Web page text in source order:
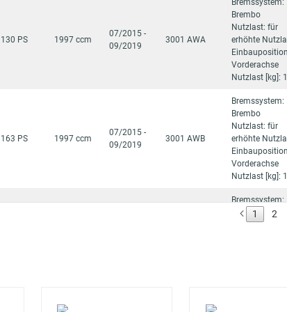
130 PS 1997 ccm
07/2015 -
09/2019
3001 AWA
Bremssystem:
Brembo
Nutzlast: für
erhöhte
Vorderachse
Nutzlast [kg]:
163 PS 1997 ccm
07/2015 -
09/2019
3001 AWB
Bremssystem:
Brembo
Nutzlast: für
erhöhte
Vorderachse
Nutzlast [kg]:
Bremssystem:
Brembo
Nutzlast: für
1 2